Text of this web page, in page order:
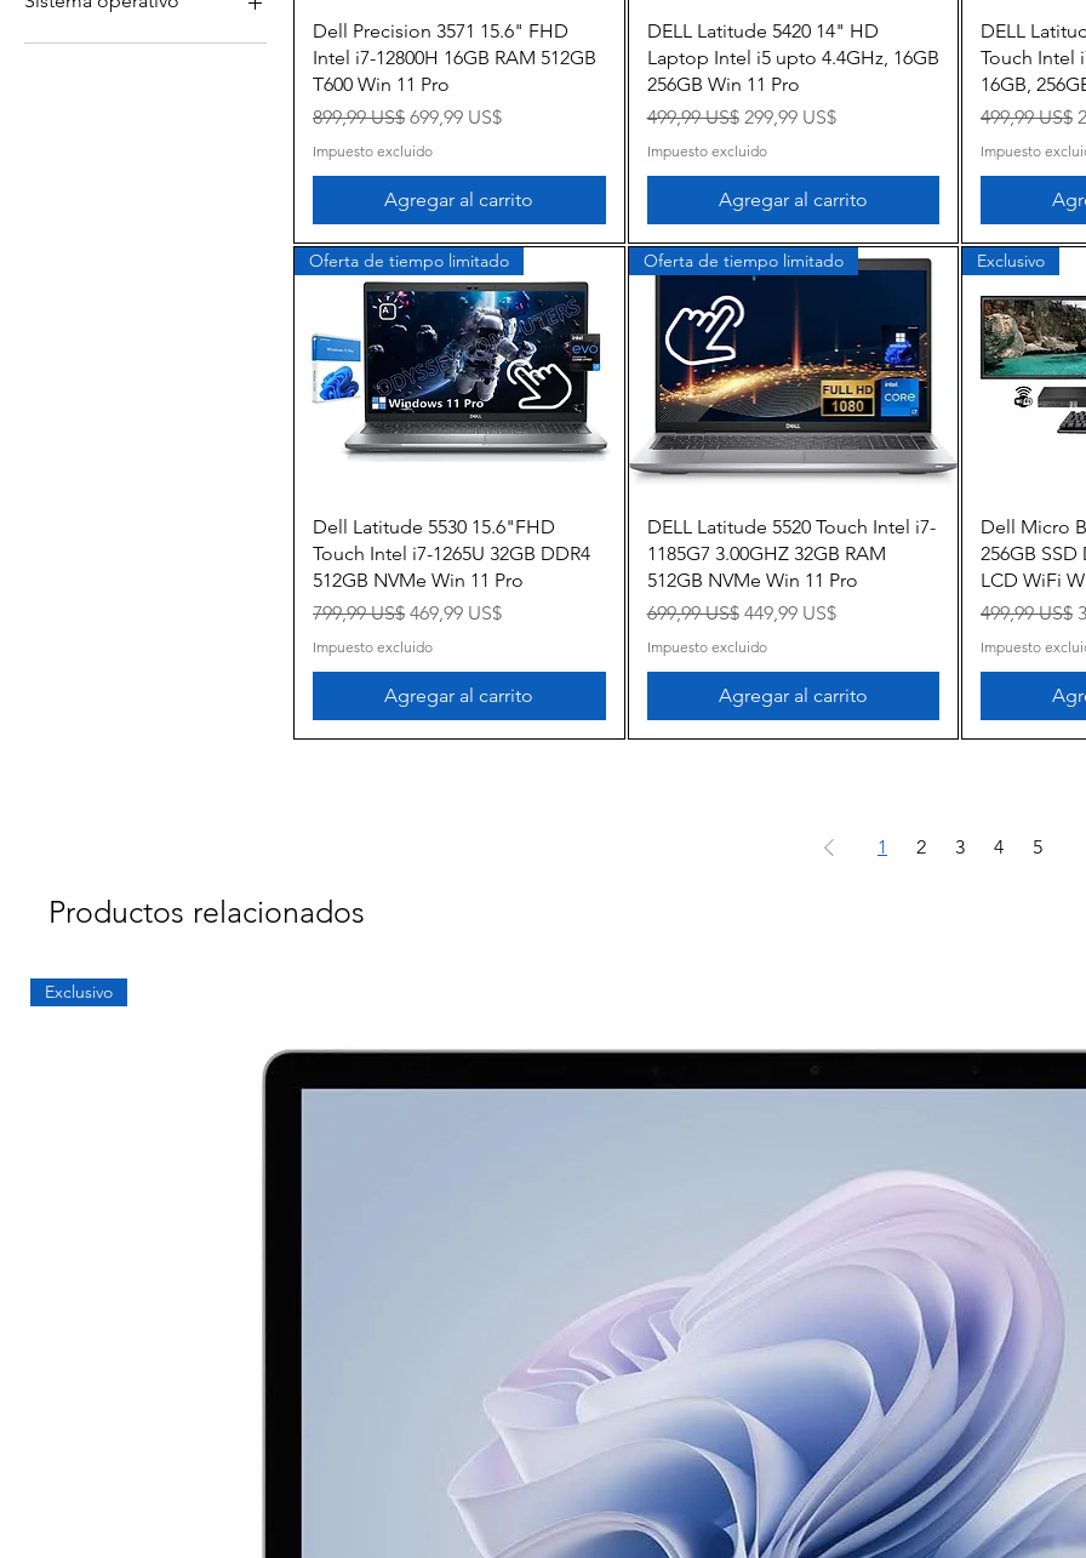
Windows 10
Vista rápida
Dell Precision 3571 15.6" FHD
Intel i7-12800H 16GB RAM 512GB
T600 Win 11 Pro
Precio
899,99 US$ Precio de oferta
699,99 US$
Impuesto excluido
Agregar al carrito
Vista rápida
DELL Latitude 5420 14" HD
Laptop Intel i5 upto 4.4GHz, 16GB
256GB Win 11 Pro
Precio
499,99 US$ Precio de oferta
299,99 US$
Impuesto excluido
Agregar al carrito
DELL
Touch Intel
16GB,
Precio
499,99 US$
Impuesto
Vista rápida
Oferta de tiempo limitado
Dell Latitude 5530 15.6"FHD
Touch Intel i7-1265U 32GB DDR4
512GB NVMe Win 11 Pro
Precio
799,99 US$ Precio de oferta
469,99 US$
Impuesto excluido
Agregar al carrito
Vista rápida
Oferta de tiempo limitado
DELL Latitude 5520 Touch Intel i7-
1185G7 3.00GHZ 32GB RAM
512GB NVMe Win 11 Pro
Precio
699,99 US$ Precio de oferta
449,99 US$
Impuesto excluido
Agregar al carrito
Exclusivo
Dell Micro
256GB
LCD WiFi
Precio
499,99 US$
Impuesto
1 2 3 4 5
Productos relacionados
Exclusivo